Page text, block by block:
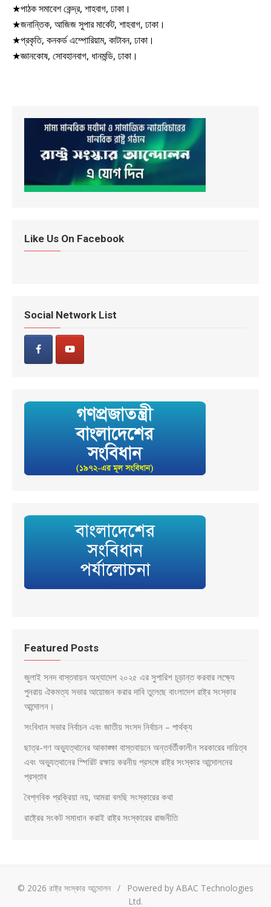
★পাঠক সমাবেশ কেন্দ্র, শাহবাগ, ঢাকা।
★জনান্তিক, আজিজ সুপার মার্কেট, শাহবাগ, ঢাকা।
★প্রকৃতি, কনকর্ড এম্পোরিয়াম, কাটাবন, ঢাকা।
★জ্ঞানকোষ, সোবহানবাগ, ধানমন্ডি, ঢাকা।
Like Us On Facebook
Social Network List
Featured Posts
জুলাই সনদ বাস্তবায়ন অধ্যাদেশ ২০২৫ এর সুপারিশ চূড়ান্ত করবার লক্ষ্যে
পুনরায় ঐকমত্য সভার আয়োজন করার দাবি তুলেছে বাংলাদেশ রাষ্ট্র সংস্কার
আন্দোলন।
সংবিধান সভার নির্বাচন এবং জাতীয় সংসদ নির্বাচন – পার্থক্য
ছাত্র-গণ অভ্যুত্থানের আকাঙ্ক্ষা বাস্তবায়নে অন্তর্বর্তীকালীন সরকারের দায়িত্ব
এবং অভ্যুত্থানের স্পিরিট রক্ষায় করনীয় প্রসঙ্গে রাষ্ট্র সংস্কার আন্দোলনের
প্রস্তাব
বৈপ্লবিক প্রক্রিয়া নয়, আমরা বলছি সংস্কারের কথা
রাষ্ট্রের সংকট সমাধান করাই রাষ্ট্র সংস্কারের রাজনীতি
© 2026 রাষ্ট্র সংস্কার আন্দোলন /
Powered by ABAC Technologies
Ltd.